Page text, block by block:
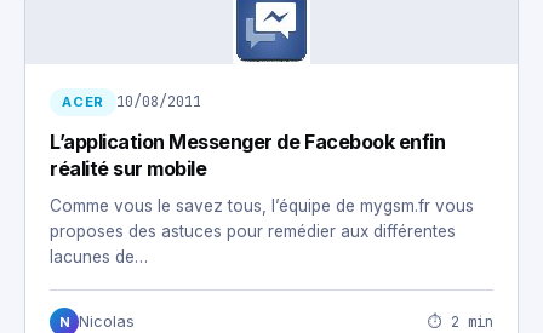
ACER 10/08/2011
L’application Messenger de Facebook enfin
réalité sur mobile
Comme vous le savez tous, l’équipe de mygsm.fr vous
proposes des astuces pour remédier aux différentes
lacunes de…
N Nicolas ⏱ 2 min